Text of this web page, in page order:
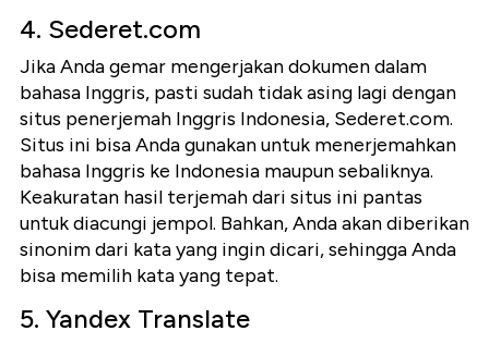
4. Sederet.com
Jika Anda gemar mengerjakan dokumen dalam
bahasa Inggris, pasti sudah tidak asing lagi dengan
situs penerjemah Inggris Indonesia, Sederet.com.
Situs ini bisa Anda gunakan untuk menerjemahkan
bahasa Inggris ke Indonesia maupun sebaliknya.
Keakuratan hasil terjemah dari situs ini pantas
untuk diacungi jempol. Bahkan, Anda akan diberikan
sinonim dari kata yang ingin dicari, sehingga Anda
bisa memilih kata yang tepat.
5. Yandex Translate